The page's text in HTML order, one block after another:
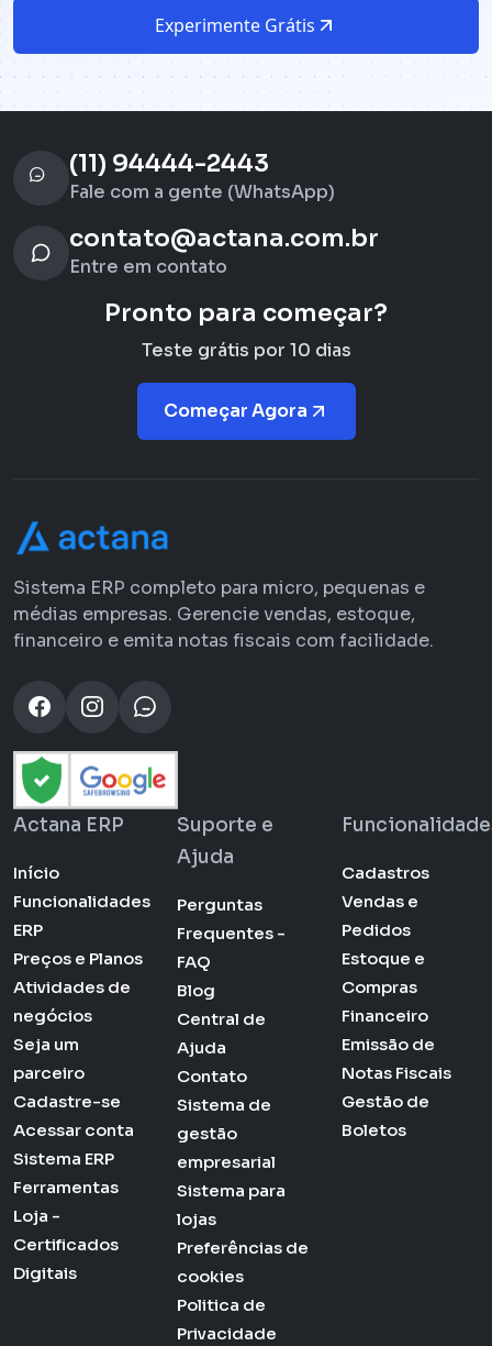
Experimente Grátis
(11) 94444-2443
Fale com a gente (WhatsApp)
contato@actana.com.br
Entre em contato
Pronto para começar?
Teste grátis por 10 dias
Começar Agora
Sistema ERP completo para micro, pequenas e
médias empresas. Gerencie vendas, estoque,
financeiro e emita notas fiscais com facilidade.
Actana ERP
Início
Funcionalidades
ERP
Preços e Planos
Atividades de
negócios
Seja um
parceiro
Cadastre-se
Acessar conta
Sistema ERP
Ferramentas
Loja -
Certificados
Digitais
Suporte e
Ajuda
Perguntas
Frequentes -
FAQ
Blog
Central de
Ajuda
Contato
Sistema de
gestão
empresarial
Sistema para
lojas
Preferências de
cookies
Politica de
Privacidade
Cadastros
Vendas e
Pedidos
Estoque e
Compras
Financeiro
Emissão de
Notas Fiscais
Gestão de
Boletos